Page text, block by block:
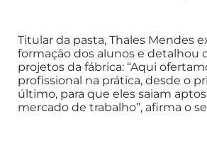
Titular da pasta, Thales Mendes
formação dos alunos e detalhou
projetos da fábrica: “Aqui
profissional na prática, desde o
último, para que eles saiam
mercado de trabalho”, afirma o